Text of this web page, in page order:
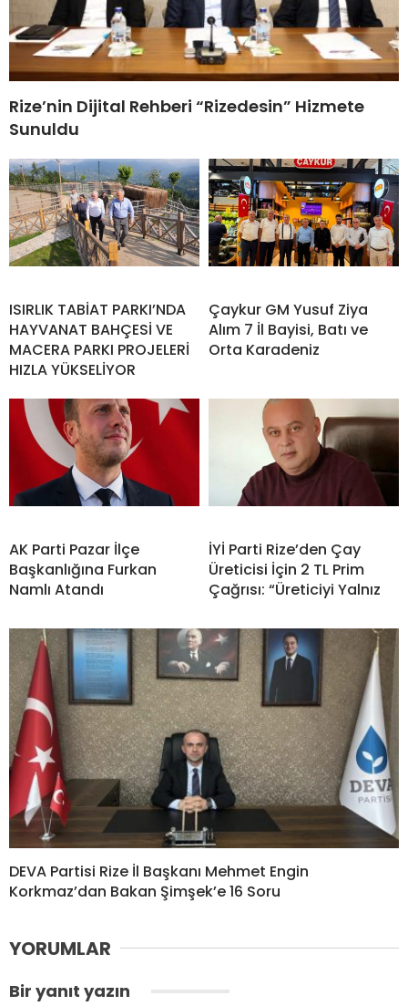
Rize’nin Dijital Rehberi “Rizedesin” Hizmete
Sunuldu
ISIRLIK TABİAT PARKI’NDA
HAYVANAT BAHÇESİ VE
MACERA PARKI PROJELERİ
HIZLA YÜKSELİYOR
Çaykur GM Yusuf Ziya
Alım 7 İl Bayisi, Batı ve
Orta Karadeniz
AK Parti Pazar İlçe
Başkanlığına Furkan
Namlı Atandı
İYİ Parti Rize’den Çay
Üreticisi İçin 2 TL Prim
Çağrısı: “Üreticiyi Yalnız
DEVA Partisi Rize İl Başkanı Mehmet Engin
Korkmaz’dan Bakan Şimşek’e 16 Soru
YORUMLAR
Bir yanıt yazın